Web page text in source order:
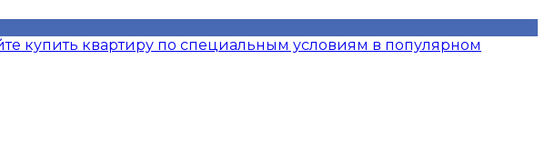
купить квартиру по специальным условиям в популярном